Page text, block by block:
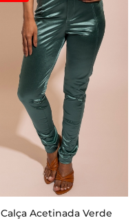
Calça Acetinada Verde